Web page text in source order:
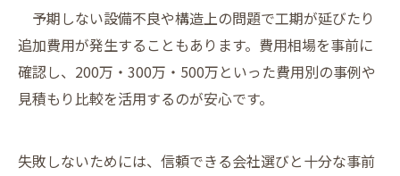
予期しない設備不良や構造上の問題で工期が延びたり
追加費用が発生することもあります。費用相場を事前に
確認し、200万・300万・500万といった費用別の事例や
見積もり比較を活用するのが安心です。
失敗しないためには、信頼できる会社選びと十分な事前